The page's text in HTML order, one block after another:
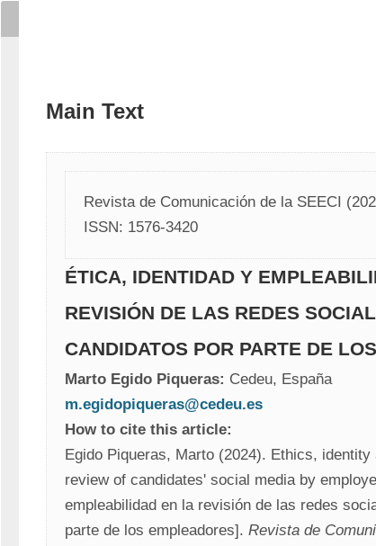
Main Text
Revista de Comunicación de la SEECI
ISSN: 1576-3420
ÉTICA, IDENTIDAD Y
REVISIÓN DE LAS REDES
CANDIDATOS POR PARTE DE
Marto Egido Piqueras: Cedeu, España
m.egidopiqueras@cedeu.es
How to cite this article:
Egido Piqueras, Marto (2024). Ethics,
review of candidates' social media by
empleabilidad en la revisión de las redes
parte de los empleadores]. Revista de